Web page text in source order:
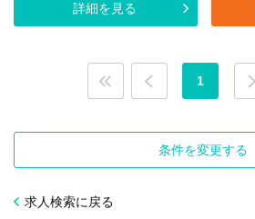
詳細を見る
1
条件を変更する
求人検索に戻る